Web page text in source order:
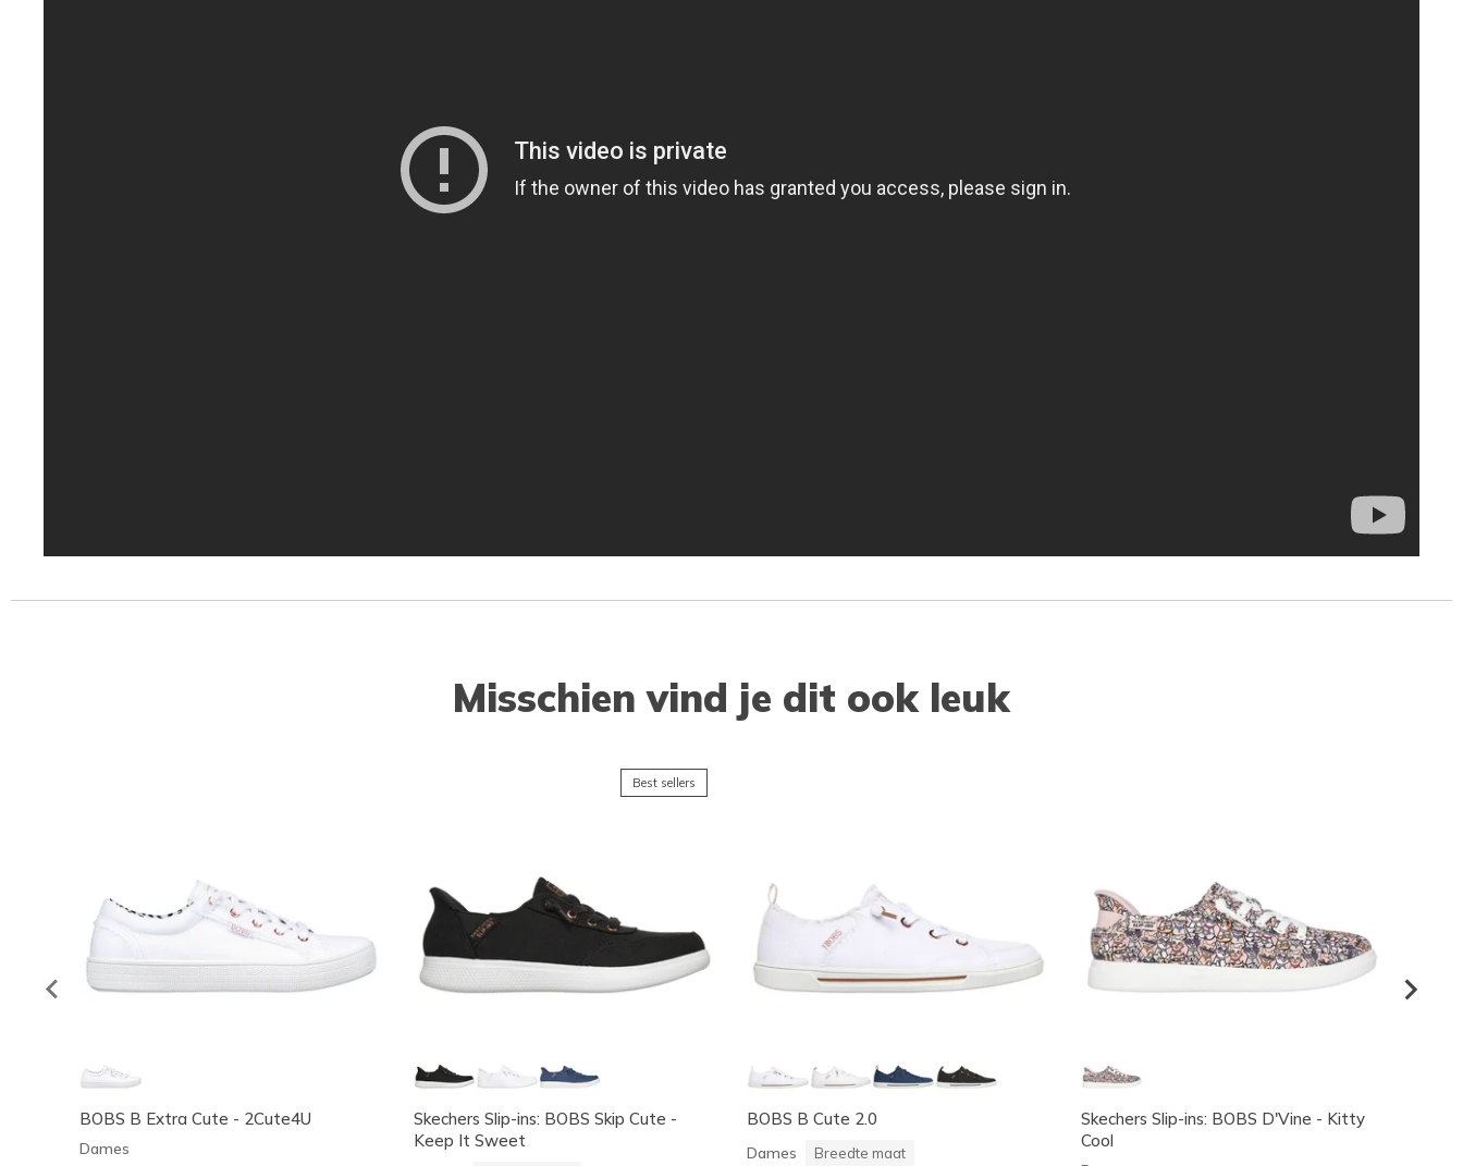
Misschien vind je dit ook leuk
BOBS B Extra Cute - 2Cute4U
Dames
Best sellers
Skechers Slip-ins: BOBS Skip Cute -
Keep It Sweet
BOBS B Cute 2.0
Dames Breedte maat
Skechers Slip-ins: BOBS D'Vine - Kitty
Cool